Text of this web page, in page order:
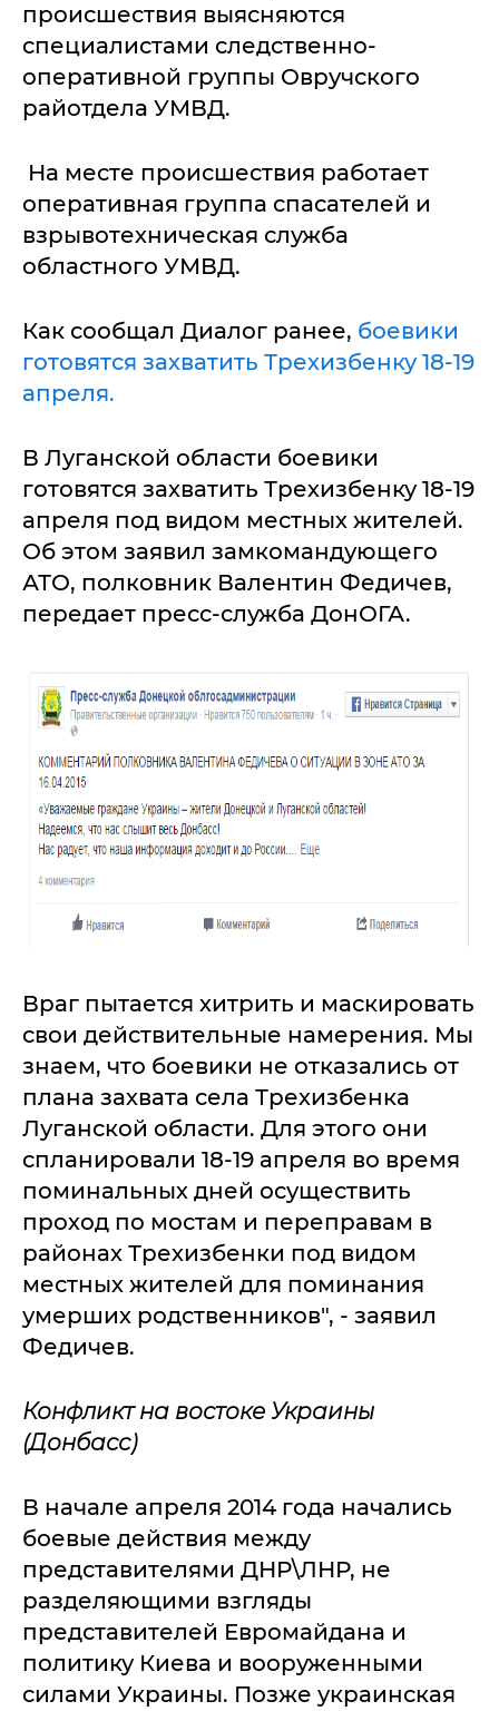
происшествия выясняются
специалистами следственно-
оперативной группы Овручского
райотдела УМВД.
На месте происшествия работает
оперативная группа спасателей и
взрывотехническая служба
областного УМВД.
Как сообщал Диалог ранее, боевики
готовятся захватить Трехизбенку 18-19
апреля.
В Луганской области боевики
готовятся захватить Трехизбенку 18-19
апреля под видом местных жителей.
Об этом заявил замкомандующего
АТО, полковник Валентин Федичев,
передает пресс-служба ДонОГА.
Враг пытается хитрить и маскировать
свои действительные намерения. Мы
знаем, что боевики не отказались от
плана захвата села Трехизбенка
Луганской области. Для этого они
спланировали 18-19 апреля во время
поминальных дней осуществить
проход по мостам и переправам в
районах Трехизбенки под видом
местных жителей для поминания
умерших родственников", - заявил
Федичев.
Конфликт на востоке Украины
(Донбасс)
В начале апреля 2014 года начались
боевые действия между
представителями ДНР\ЛНР, не
разделяющими взгляды
представителей Евромайдана и
политику Киева и вооруженными
силами Украины. Позже украинская